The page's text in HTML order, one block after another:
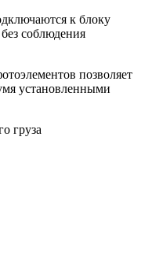
к блоку
соблюдения
позволяет
установленными
груза